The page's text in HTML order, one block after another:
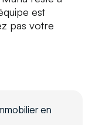
est
pas votre